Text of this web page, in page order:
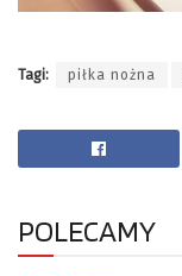
Tagi: piłka nożna
POLECAMY